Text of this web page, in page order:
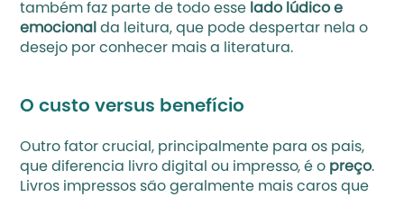
também faz parte de todo esse lado lúdico e
emocional da leitura, que pode despertar nela o
desejo por conhecer mais a literatura.
O custo versus benefício
Outro fator crucial, principalmente para os pais,
que diferencia livro digital ou impresso, é o preço.
Livros impressos são geralmente mais caros que